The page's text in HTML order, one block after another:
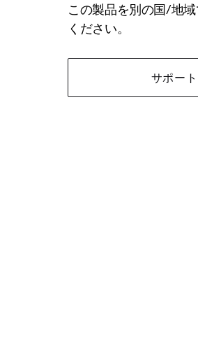
この製品を別の国/地
ください。
サポー